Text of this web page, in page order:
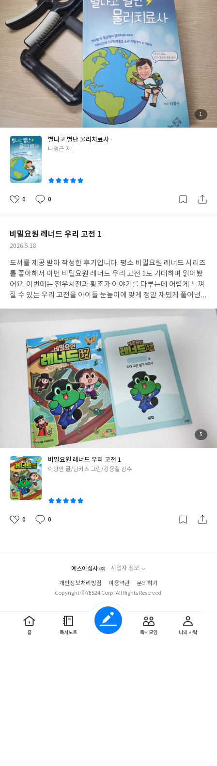
던 건 변화에 대한 이야기 였는데요 사실 누구나 익숙한 게 편하잖아
요. 저도 늘 하던 방식이 편하고 새로운 걸 시작하는 건 괜히 망설여
질 때가 많은데 책을 읽다보니 가만히 있는것도 결국 선택이라는 생
각이 들더라고요. 꼭 거창한 도전이 아니더라도 작은 변화 하나씩 해
보는 것도 필요하겠다는 생각이 들었습니다.
또 인상적이었던 건 현
장에서 느낀 불편함을 그냥 넘기지 않았다는 부분인데요 환자들이
어떤 점에서 불편한지 고민하고 더 나은 방향을 찾으려고 노력하는
아이야기 나오는데 그런 태도가 기억에 남더라고요. 단순히 성공했
다!는 이야기보다 계속 부딪히고 시도하는 과정이 더 현실적으로 느
특히 국내에만 머물지 않고 더 넓은 시야로 기회를 본다
는 이야기가 기억에 남았어요. 꼭 물리치료사가 아니더라도 어떤 일
을 하든 시야를 넓게 보는 게 중요하다는 생각이 들더라고요. 중간에
큐알 코드로 연결되는 부분도 있어서 글만 읽는 것보다 조금 더 쉽게
내용을 이해하는데 도움이 되더라고요. 의학 정보를 깊게 알려주는
책이라기보다는 경험담과 생각 그리고 일을 대하는 태도에 가까운
책이이라서 뭔가 새로운 시작 앞에서 고민하는 분들이 읽으면 괜찮
을것 같아요. 저도 반복적인 생활보다 작은 거라도 변화를 주어서 한
첨
부
사
1
별나고 별난 물리치료사
글
나영근 저
좋
0
댓
0
작
비밀요원 레너드 우리 고전 1
작
일
2026.5.18
도서를 제공 받아 작성한 후기입니다. 평소 비밀요원 레너드 시리즈
를 좋아해서 이번 비밀요원 레너드 우리 고전 1도 기대하며 읽어봤
어요. 이번에는 전우치전과 황조가 이야기를 다루는데 어렵게 느껴
질 수 있는 우리 고전을 아이들 눈높이에 맞게 정말 재밌게 풀어낸
하는 설정부터 아이가 흥미로워했고 전우치의 도술과 레너드의 추
리가 어우러져 이야기 몰입감도 좋았어요. 특히 전우치를 단순한 도
둑이 아니라 백성을 돕는 인물로 보여주는 부분이 인상 깊었습니다.
황조가 이야기도 어렵지 않게 풀어줘서 아이가 자연스럽게 고전 시
가의 감정을 이해할 수 있었어요. 중간중간 삽화와 숨은그림찾기/
미로찾기 같은 놀이 요소도 있어서 책 읽는 재미를 더해줍니다. 글밥
도 부담스럽지 않아 초등 저학년부터 읽기 좋고 책 뒤의 우리 고전
읽기 보고서와 깊이 읽기 코너 덕분에 독후활동까지 자연스럽게 연
결할 수 있어 만족스러웠어요. 고전을 처음 접하는 아이들에게 추천
하고 싶은 재미있는 어린이 고전 입문서입니다.
첨
부
사
5
비밀요원 레너드 우리 고전 1
글
이향안 글/팀키즈 그림/강용철 감수
좋
0
댓
0
작
홈 독서노트 독서모임 나의 사락
예스이십사 ㈜ 사업자 정보
개인정보처리방침 이용약관
문의하기
Copyright ⓒYES24 Corp. All Rights Reserved.